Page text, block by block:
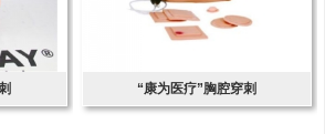
“康为医疗”胸腔穿刺